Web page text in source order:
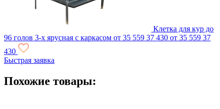
Клетка для кур до
96 голов 3-х ярусная с каркасом от 35 559 37 430 от 35 559 37
430
Быстрая заявка
Похожие товары: